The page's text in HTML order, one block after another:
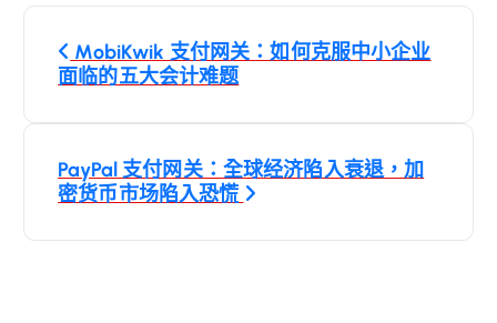
文
章
覽
MobiKwik 支付网关：如何克服中小企业
面临的五大会计难题
PayPal 支付网关：全球经济陷入衰退，加
密货币市场陷入恐慌